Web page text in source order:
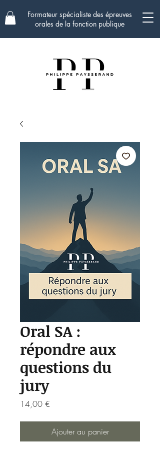
Formateur spécialiste des épreuves
orales de la fonction publique
Oral SA :
répondre aux
questions du
jury
14,00 €
Ajouter au panier